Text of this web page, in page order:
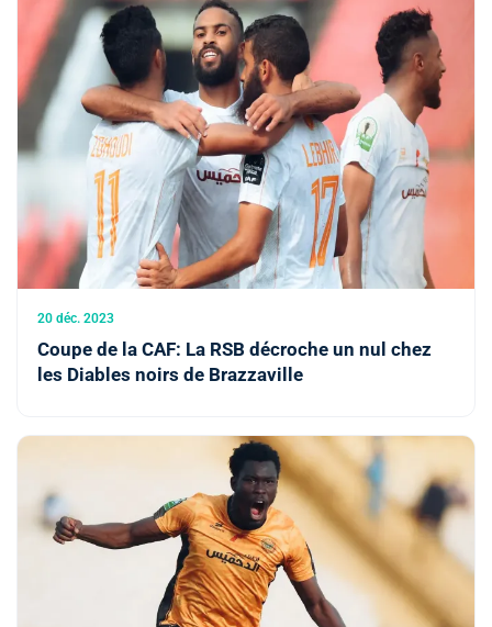
20 déc. 2023
Coupe de la CAF: La RSB décroche un nul chez
les Diables noirs de Brazzaville